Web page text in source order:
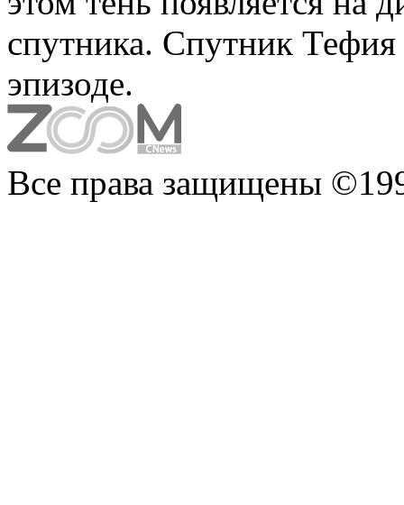
спутника. Спутник Тефия
эпизоде.
Все права защищены